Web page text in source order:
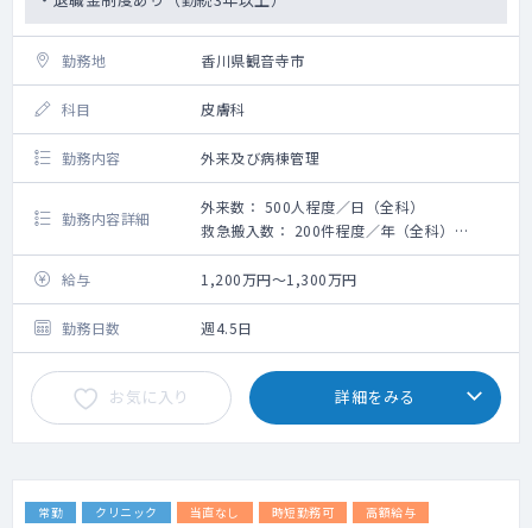
勤務地 香川県観音寺市
科目 皮膚科
勤務内容 外来及び病棟管理
勤務内容詳細
外来数： 500人程度／日（全科）
救急搬入数： 200件程度／年（全科）
手術数：120件程度／月（手術室で行うもの
は40件程度）
外来・褥瘡管理メインの勤務になります。
給与 1,200万円～1,300万円
勤務日数 週4.5日
お気に入り 詳細をみる
常勤 クリニック 当直なし 時短勤務可
高額給与